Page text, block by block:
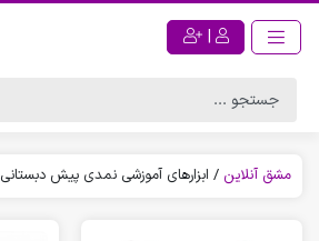
|
مشق آنلاین / ابزارهای آموزشی نمدی پیش دبستانی